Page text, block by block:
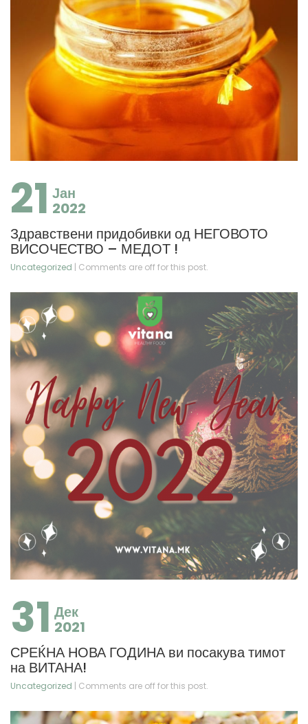
21 Јан
2022
Здравствени придобивки од НЕГОВОТО
ВИСОЧЕСТВО – МЕДОТ !
Uncategorized | Comments are off for this post.
31 Дек
2021
СРЕЌНА НОВА ГОДИНА ви посакува тимот
на ВИТАНА!
Uncategorized | Comments are off for this post.